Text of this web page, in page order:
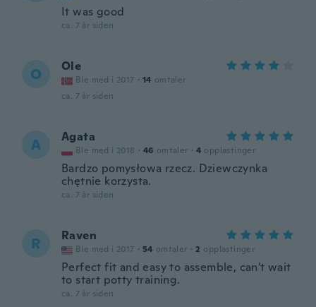
It was good
ca. 7 år siden
O Ole
Ble med i 2017 · 14 omtaler
ca. 7 år siden
A Agata
Ble med i 2018 · 46 omtaler · 4 opplastinger
Bardzo pomysłowa rzecz. Dziewczynka
chętnie korzysta.
ca. 7 år siden
R Raven
Ble med i 2017 · 54 omtaler · 2 opplastinger
Perfect fit and easy to assemble, can't wait
to start potty training.
ca. 7 år siden